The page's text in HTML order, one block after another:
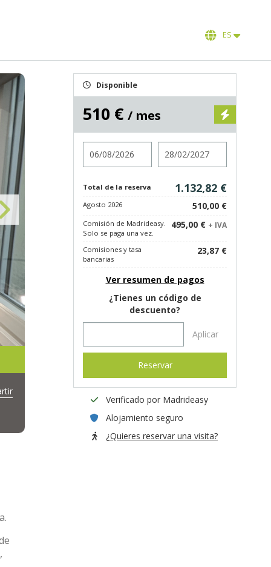
ES
,
Disponible
510 € / mes
Total de la reserva 1.132,82 €
Agosto 2026 510,00 €
Comisión de Madrideasy.
Solo se paga una vez.
495,00 € + IVA
Comisiones y tasa
bancarias
23,87 €
Ver resumen de pagos
¿Tienes un código de
descuento?
Aplicar
Reservar
Verificado por Madrideasy
Alojamiento seguro
¿Quieres reservar una visita?